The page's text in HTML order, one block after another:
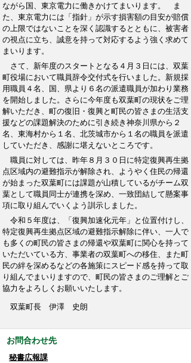
ながら国、東京電力に働きかけてまいります。 ま
た、東京電力には「指針」が示す損害額の目安が賠償
の上限ではないことを深く認識するとともに、被害者
の視点に立ち、誠意を持って対応するよう強く求めて
まいります。
さて、新年度のスタートとなる４月３日には、双葉
町役場において職員辞令交付式を行いました。新規採
用職員４名、国、県より６名の派遣職員が加わり業務
を開始しました。さらに今年度も双葉町の現状をご理
解いただき、町の復旧・復興と町民の皆さまの生活支
援などの課題解決のために引き続き神奈川県から２
名、東海村から１名、北茨城市から１名の職員を派遣
していただき、感謝に堪えないところです。
職員に対しては、昨年８月３０日に特定復興再生拠
点区域内の避難指示が解除され、ようやく住民の帰還
が始まった双葉町には課題が山積しているがチーム双
葉として職員同士が連携を深め、一致団結して懸案事
項に取り組んでいくよう訓示しました。
令和５年度は、「復興加速化元年」と位置付けし、
特定復興再生拠点区域の避難指示解除に伴い、一人で
も多くの町民の皆さまの帰還や双葉町に関心を持って
いただいている方、事業者の双葉町への移住、また町
民の絆を深めるなどの各施策にスピード感を持って取
り組んでまいりますので、町民の皆さまのご理解とご
協力をよろしくお願いいたします。
双葉町長 伊澤 史朗
お問合わせ先
秘書広報課